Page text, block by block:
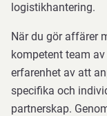
logistikhantering.
När du gör affärer
kompetent team
erfarenhet av att
specifika och
partnerskap.